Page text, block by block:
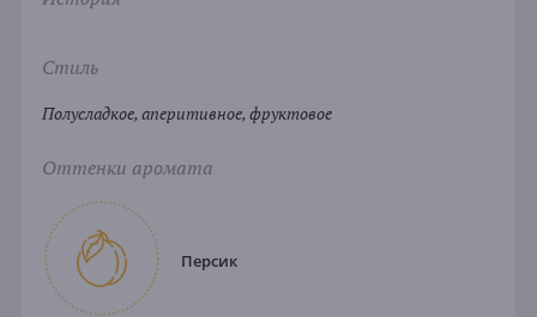
Стиль
Полусладкое, аперитивное, фруктовое
Оттенки аромата
Персик